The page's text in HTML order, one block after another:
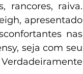
rancores, raiva.
apresentado
nas
seja com seu